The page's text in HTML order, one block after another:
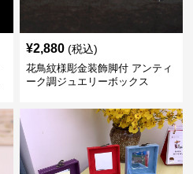
¥2,880 (税込)
花鳥紋様彫金装飾脚付 アンティ
ーク調ジュエリーボックス